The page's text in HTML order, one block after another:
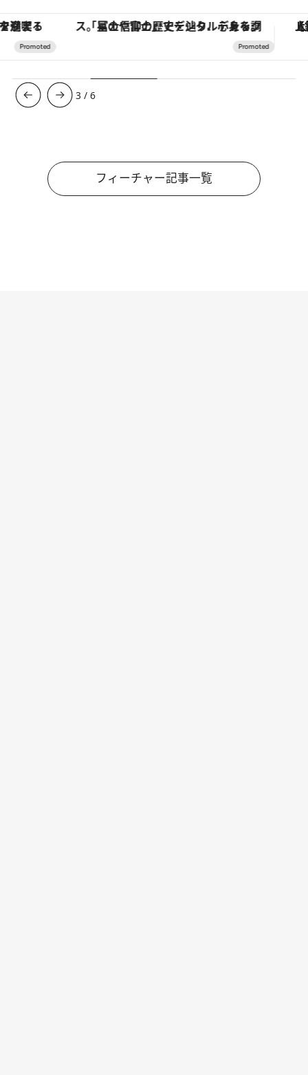
「星のや富士」でデジタルデトックス。冨士信仰の歴史を辿り、心身を調える。 【銀座で出合う最旬美容】美髪ケアや上質
3 /6
フィーチャー記事一覧